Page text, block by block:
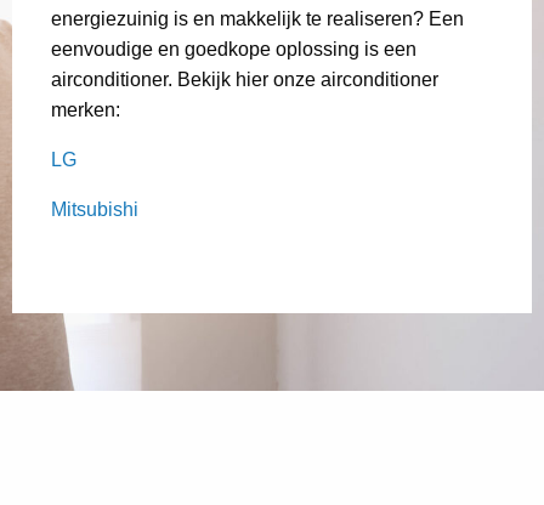
energiezuinig is en makkelijk te realiseren? Een
eenvoudige en goedkope oplossing is een
airconditioner. Bekijk hier onze airconditioner
merken:
LG
Mitsubishi